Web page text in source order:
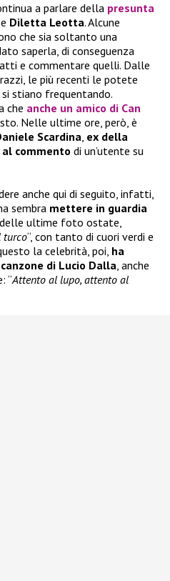
a parlare della presunta
Diletta Leotta. Alcune
che sia soltanto una
saperla, di conseguenza
e commentare quelli. Dalle
le più recenti le potete
si stiano frequentando.
che anche un amico di Can
Nelle ultime ore, però, è
Scardina, ex della
commento di un’utente su
anche qui di seguito, infatti,
sembra mettere in guardia
ultime foto ostate,
turco“, con tanto di cuori verdi e
la celebrità, poi, ha
canzone di Lucio Dalla, anche
“Attento al lupo, attento al